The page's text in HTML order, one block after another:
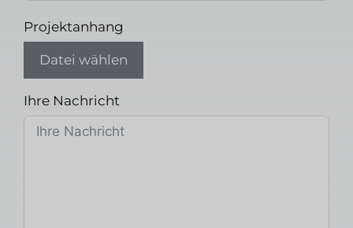
Projektanhang
Datei wählen
Ihre Nachricht